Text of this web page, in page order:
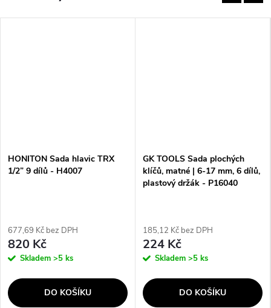
HONITON Sada hlavic TRX
1/2” 9 dílů - H4007
677,69 Kč bez DPH
820 Kč
Skladem >5 ks
DO KOŠÍKU
GK TOOLS Sada plochých
klíčů, matné | 6-17 mm, 6 dílů,
plastový držák - P16040
185,12 Kč bez DPH
224 Kč
Skladem >5 ks
DO KOŠÍKU